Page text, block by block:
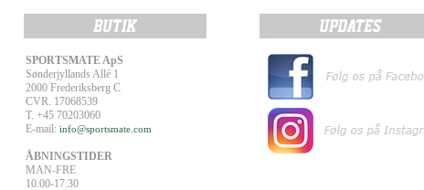
SPORTSMATE ApS
Sønderjyllands Allé 1
2000 Frederiksberg C
CVR. 17068539
T. +45 70203060
E-mail: info@sportsmate.com
ÅBNINGSTIDER
MAN-FRE
10.00-17.30